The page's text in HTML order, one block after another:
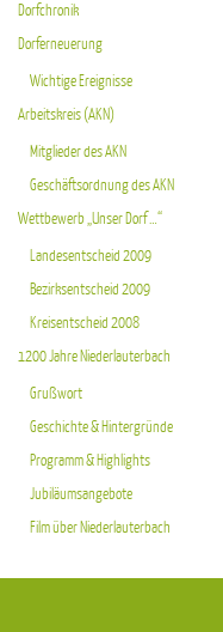
Dorfchronik
Dorferneuerung
Wichtige Ereignisse
Arbeitskreis (AKN)
Mitglieder des AKN
Geschäftsordnung des AKN
Wettbewerb „Unser Dorf …“
Landesentscheid 2009
Bezirksentscheid 2009
Kreisentscheid 2008
1200 Jahre Niederlauterbach
Grußwort
Geschichte & Hintergründe
Programm & Highlights
Jubiläumsangebote
Film über Niederlauterbach